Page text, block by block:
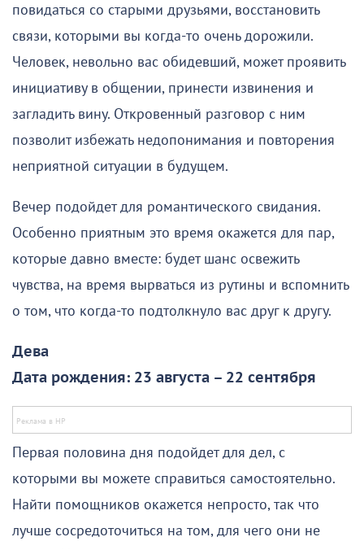
повидаться со старыми друзьями, восстановить
связи, которыми вы когда-то очень дорожили.
Человек, невольно вас обидевший, может проявить
инициативу в общении, принести извинения и
загладить вину. Откровенный разговор с ним
позволит избежать недопонимания и повторения
неприятной ситуации в будущем.
Вечер подойдет для романтического свидания.
Особенно приятным это время окажется для пар,
которые давно вместе: будет шанс освежить
чувства, на время вырваться из рутины и вспомнить
о том, что когда-то подтолкнуло вас друг к другу.
Дева
Дата рождения: 23 августа – 22 сентября
Первая половина дня подойдет для дел, с
которыми вы можете справиться самостоятельно.
Найти помощников окажется непросто, так что
лучше сосредоточиться на том, для чего они не